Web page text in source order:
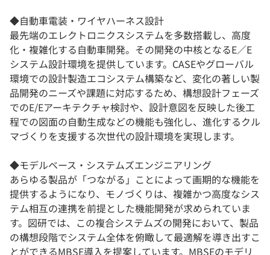
◆自動車電装・ワイヤハーネス設計
最先端のエレクトロニクスシステムを多数搭載し、高度
化・複雑化する自動車開発。その開発の中核となるE／E
システム設計環境を提供しています。CASEやグローバル
環境での設計製造エコシステム構築など、変化の著しい製
品開発のニーズや課題に対応するため、構想設計フェーズ
でのE/Eアーキテクチャ検討や、設計意図を反映した後工
程での図面の自動生成などの機能も強化し、進化するクル
マづくりを支援する次世代の設計環境を実現します。
◆モデルベース・システムズエンジニアリング
あらゆる製品が「つながる」ことによって画期的な機能を
提供するようになり、モノづくりは、複雑かつ高度なシス
テム相互の連携を前提とした機能開発が求められていま
す。図研では、この複合システムズの開発において、製品
の構想段階でシステム全体を俯瞰して最適解を導き出すこ
とができるMBSE導入を提案しています。MBSEのモデリ